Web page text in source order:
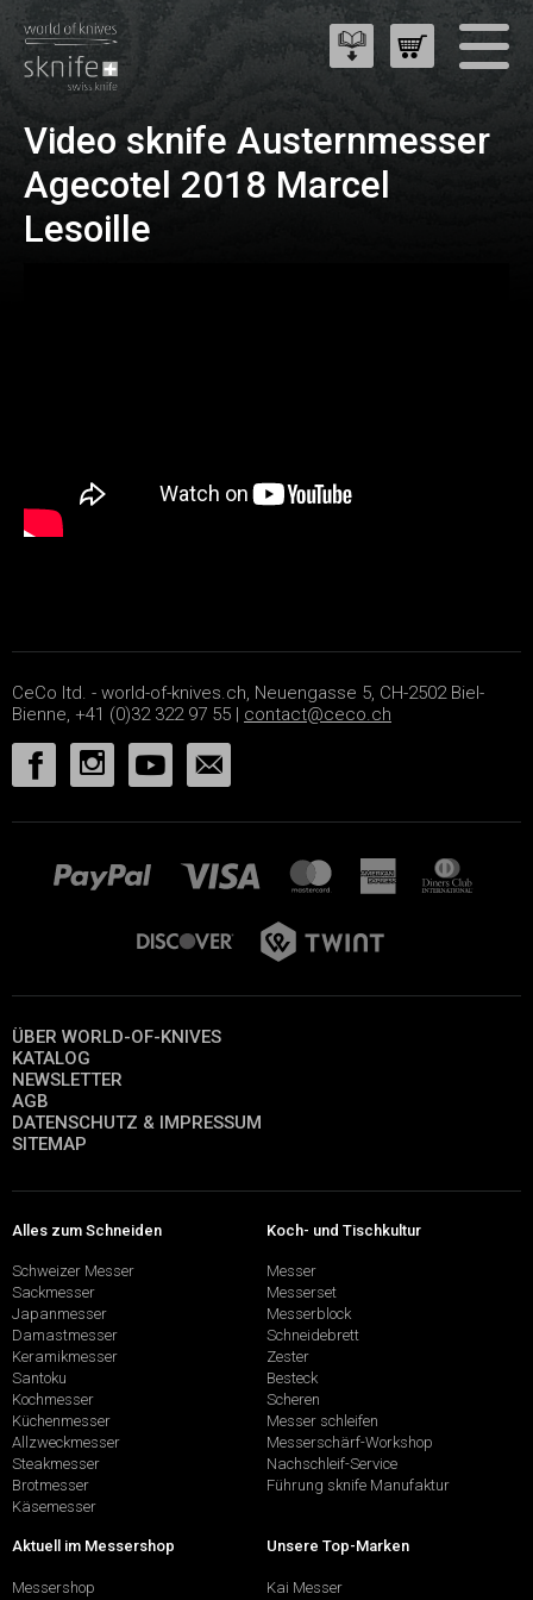
Video sknife Austernmesser
Agecotel 2018 Marcel
Lesoille
CeCo ltd. - world-of-knives.ch, Neuengasse 5, CH-2502 Biel-
Bienne, +41 (0)32 322 97 55 | contact@ceco.ch
ÜBER WORLD-OF-KNIVES
KATALOG
NEWSLETTER
AGB
DATENSCHUTZ & IMPRESSUM
SITEMAP
Alles zum Schneiden
Schweizer Messer
Sackmesser
Japanmesser
Damastmesser
Keramikmesser
Santoku
Kochmesser
Küchenmesser
Allzweckmesser
Steakmesser
Brotmesser
Käsemesser
Koch- und Tischkultur
Messer
Messerset
Messerblock
Schneidebrett
Zester
Besteck
Scheren
Messer schleifen
Messerschärf-Workshop
Nachschleif-Service
Führung sknife Manufaktur
Aktuell im Messershop
Messershop
Unsere Top-Marken
Kai Messer